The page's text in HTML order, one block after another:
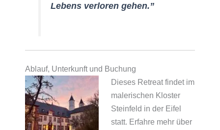
Lebens verloren gehen.”
Ablauf, Unterkunft und Buchung
Dieses Retreat findet im
malerischen Kloster
Steinfeld in der Eifel
statt. Erfahre mehr über